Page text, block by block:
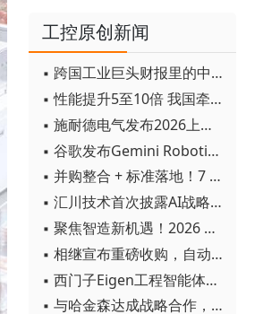
工控原创新闻
▪ 跨国工业巨头财报里的中国成绩单
▪ 性能提升5至10倍 我国牵头制定的WiTSnet工业以太网国际标准正式发布
▪ 施耐德电气发布2026上半年可持续发展成绩单 "Impact 2030"路线图开局稳健
▪ 谷歌发布Gemini Robotics 2模型 实现人形机器人全身智能控制突破
▪ 并购整合 + 标准落地！7 月工业自动化产业动态速递
▪ 汇川技术首次披露AI战略进展：从两个方面推动“AI业务化”落地
▪ 聚焦智造新机遇！2026 青岛数字化及智能制造技术论坛圆满落幕
▪ 相继宣布重磅收购，自动化巨头新一轮并购潮剑指何方？
▪ 西门子Eigen工程智能体落地中国，工业AI跨越物理世界“确定性”拐点
▪ 与哈金森达成战略合作，乐聚机器人何以持续获得工业巨头青睐？